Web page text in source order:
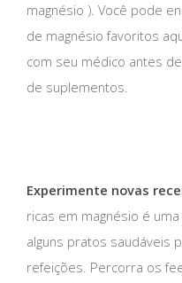
magnésio ). Você pode
de magnésio favoritos
com seu médico antes
de suplementos.
Experimente novas
ricas em magnésio é
alguns pratos saudáveis
refeições. Percorra os